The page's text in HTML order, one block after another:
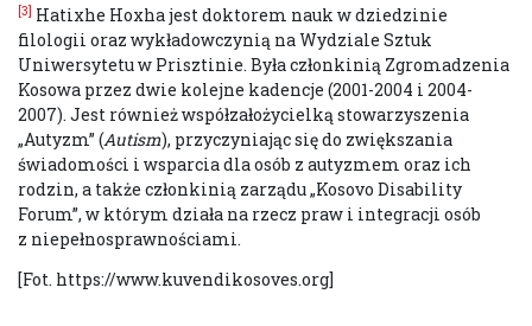
[3] Hatixhe Hoxha jest doktorem nauk w dziedzinie
filologii oraz wykładowczynią na Wydziale Sztuk
Uniwersytetu w Prisztinie. Była członkinią Zgromadzenia
Kosowa przez dwie kolejne kadencje (2001-2004 i 2004-
2007). Jest również współzałożycielką stowarzyszenia
„Autyzm” (Autism), przyczyniając się do zwiększania
świadomości i wsparcia dla osób z autyzmem oraz ich
rodzin, a także członkinią zarządu „Kosovo Disability
Forum”, w którym działa na rzecz praw i integracji osób
z niepełnosprawnościami.
[Fot. https://www.kuvendikosoves.org]